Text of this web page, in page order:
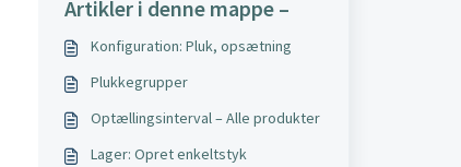
Artikler i denne mappe –
Konfiguration: Pluk, opsætning
Plukkegrupper
Optællingsinterval – Alle produkter
Lager: Opret enkeltstyk